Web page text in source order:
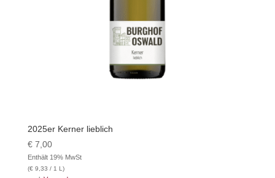
2025er Kerner lieblich
€7,00
Enthält 19% MwSt
(€9,33 / 1 L)